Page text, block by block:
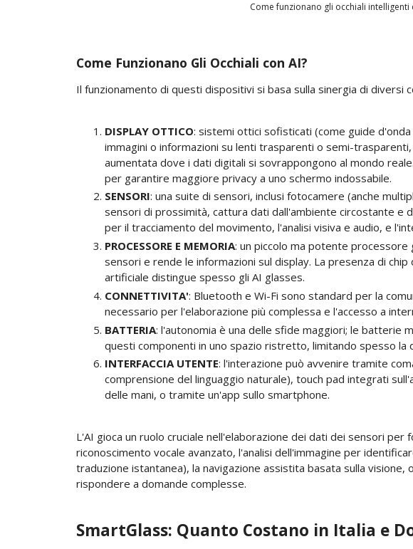
Come funzionano gli occhiali intelligenti
Come Funzionano Gli Occhiali con AI?
Il funzionamento di questi dispositivi si basa sulla sinergia di diversi
DISPLAY OTTICO: sistemi ottici sofisticati (come guide
immagini o informazioni su lenti trasparenti o semi-
aumentata dove i dati digitali si sovrappongono al mondo
per garantire maggiore privacy a uno schermo indossabile.
SENSORI: una suite di sensori, inclusi fotocamere (anche
sensori di prossimità, cattura dati dall'ambiente circostante e
per il tracciamento del movimento, l'analisi visiva e audio, e
PROCESSORE E MEMORIA: un piccolo ma potente
sensori e rende le informazioni sul display. La presenza di
artificiale distingue spesso gli AI glasses.
CONNETTIVITA': Bluetooth e Wi-Fi sono standard per la
necessario per l'elaborazione più complessa e l'accesso a
BATTERIA: l'autonomia è una delle sfide maggiori; le batterie
questi componenti in uno spazio ristretto, limitando spesso la
INTERFACCIA UTENTE: l'interazione può avvenire tramite
comprensione del linguaggio naturale), touch pad integrati
delle mani, o tramite un'app sullo smartphone.
L'AI gioca un ruolo cruciale nell'elaborazione dei dati dei sensori per
riconoscimento vocale avanzato, l'analisi dell'immagine per
traduzione istantanea), la navigazione assistita basata sulla
rispondere a domande complesse.
SmartGlass: Quanto Costano in Italia e